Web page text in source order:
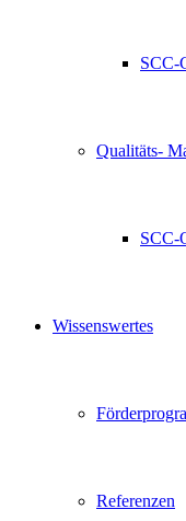
SCC-
Qualitäts-
SCC-
Wissenswertes
Referenzen